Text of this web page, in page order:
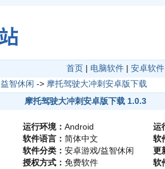
首页 | 电脑软件 | 安卓软件
益智休闲 -> 摩托驾驶大冲刺安卓版下载
摩托驾驶大冲刺安卓版下载 1.0.3
运行环境： Android
软件语言： 简体中文
软件分类： 安卓游戏/益智休闲
授权方式： 免费软件
运
软
更
软